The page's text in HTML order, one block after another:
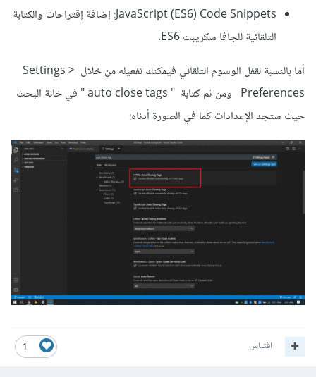
JavaScript (ES6) Code Snippets: إضافة إقتراحات والكتابة
التلقائية للجافا سكريبت ES6.
أما بالنسبة لقفل الوسوم التلقائي فيمكنك تفعيله من خلال Settings >
Preferences ومن ثم كتابة " auto close tags " في خانة البحث
حيث ستجد الإعدادات كما في الصورة أدناه:
1 اقتباس